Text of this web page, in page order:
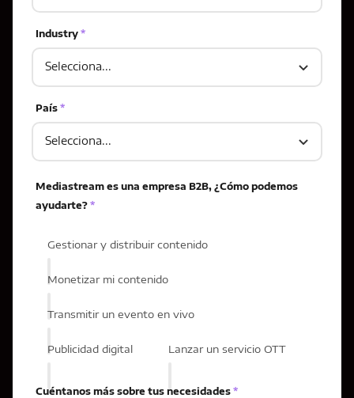
Industry *
País *
Mediastream es una empresa B2B, ¿Cómo podemos
ayudarte? *
Gestionar y distribuir contenido
Monetizar mi contenido
Transmitir un evento en vivo
Publicidad digital Lanzar un servicio OTT
Cuéntanos más sobre tus necesidades *